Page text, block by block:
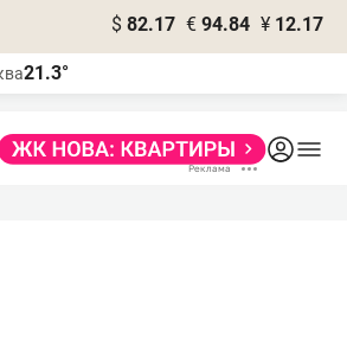
$ 82.17 € 94.84 ¥ 12.17
21.3°